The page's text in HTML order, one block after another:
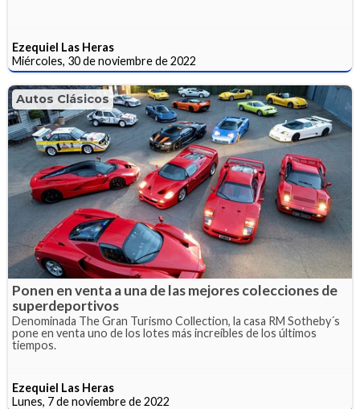
Ezequiel Las Heras
Miércoles, 30 de noviembre de 2022
Autos Clásicos
Ponen en venta a una de las mejores colecciones de
superdeportivos
Denominada The Gran Turismo Collection, la casa RM Sotheby´s
pone en venta uno de los lotes más increíbles de los últimos
tiempos.
Ezequiel Las Heras
Lunes, 7 de noviembre de 2022